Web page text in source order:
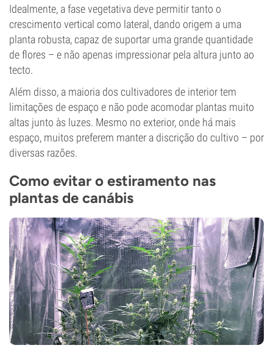
Idealmente, a fase vegetativa deve permitir tanto o
crescimento vertical como lateral, dando origem a uma
planta robusta, capaz de suportar uma grande quantidade
de flores – e não apenas impressionar pela altura junto ao
tecto.
Além disso, a maioria dos cultivadores de interior tem
limitações de espaço e não pode acomodar plantas muito
altas junto às luzes. Mesmo no exterior, onde há mais
espaço, muitos preferem manter a discrição do cultivo – por
diversas razões.
Como evitar o estiramento nas
plantas de canábis